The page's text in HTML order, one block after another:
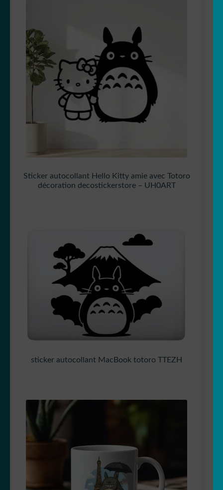
Sticker autocollant Hello Kitty amie avec Totoro
décoration decostickerstore – UH0ART
sticker autocollant MacBook totoro TTEZH